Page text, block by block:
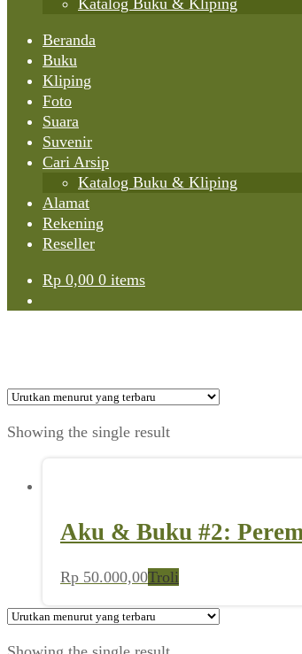
Katalog Buku & Kliping
Beranda
Buku
Kliping
Foto
Suara
Suvenir
Cari Arsip
Katalog Buku & Kliping
Alamat
Rekening
Reseller
Rp 0,00 0 items
Showing the single result
Aku & Buku #2:
Rp 50.000,00Troli